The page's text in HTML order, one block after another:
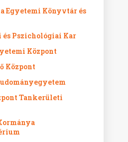
Egyetemi Könyvtár és
és Pszichológiai Kar
Központ
Központ
Tankerületi